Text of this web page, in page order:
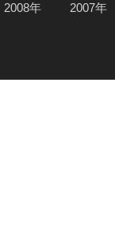
2008年 2007年